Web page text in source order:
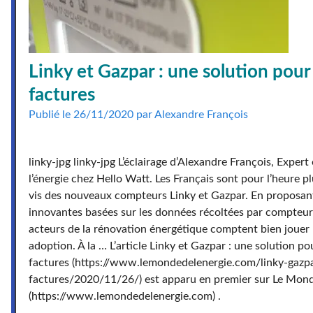
Linky et Gazpar : une solution
factures
Publié le 26/11/2020 par Alexandre François
linky-jpg linky-jpg L’éclairage d’Alexandre François,
l’énergie chez Hello Watt. Les Français sont pour l’heure
vis des nouveaux compteurs Linky et Gazpar. En
innovantes basées sur les données récoltées par
acteurs de la rénovation énergétique comptent bien jouer
adoption. À la … L’article Linky et Gazpar : une solution
factures (https://www.lemondedelenergie.com/linky-
factures/2020/11/26/) est apparu en premier sur Le
(https://www.lemondedelenergie.com) .